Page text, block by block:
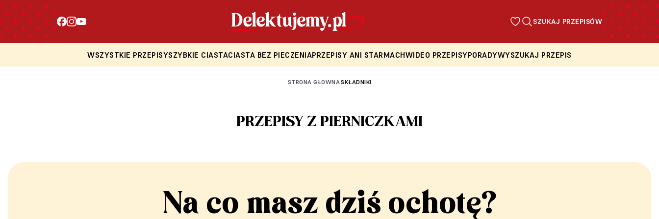
SZUKAJ PRZEPISÓW
WSZYSTKIE PRZEPISYSZYBKIE CIASTACIASTA BEZ PIECZENIAPRZEPISY ANI STARMACHWIDEO PRZEPISYPORADYWYSZUKAJ PRZEPIS
STRONA GŁOWNA|SKŁADNIKI
PRZEPISY Z PIERNICZKAMI
Na co masz dziś ochotę?